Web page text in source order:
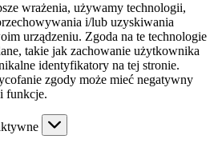
wrażenia, używamy technologii,
i/lub uzyskiwania
urządzeniu. Zgoda na te technologie
takie jak zachowanie użytkownika
identyfikatory na tej stronie.
zgody może mieć negatywny
funkcje.